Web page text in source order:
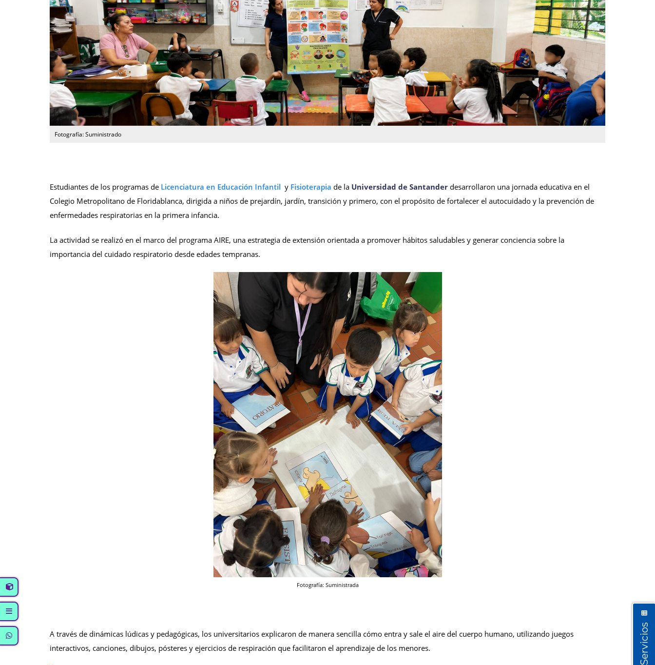
Fotografía: Suministrado
Estudiantes de los programas de Licenciatura en Educación Infantil y Fisioterapia de la Universidad de Santander desarrollaron una jornada educativa en el
Colegio Metropolitano de Floridablanca, dirigida a niños de prejardín, jardín, transición y primero, con el propósito de fortalecer el autocuidado y la prevención de
enfermedades respiratorias en la primera infancia.
La actividad se realizó en el marco del programa AIRE, una estrategia de extensión orientada a promover hábitos saludables y generar conciencia sobre la
importancia del cuidado respiratorio desde edades tempranas.
Fotografía: Suministrada
A través de dinámicas lúdicas y pedagógicas, los universitarios explicaron de manera sencilla cómo entra y sale el aire del cuerpo humano, utilizando juegos
interactivos, canciones, dibujos, pósteres y ejercicios de respiración que facilitaron el aprendizaje de los menores.
Servicios